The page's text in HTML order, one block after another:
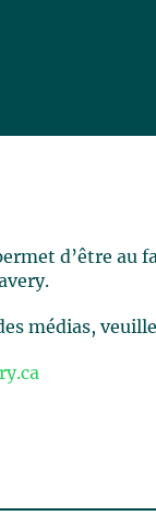
d’être au
médias,